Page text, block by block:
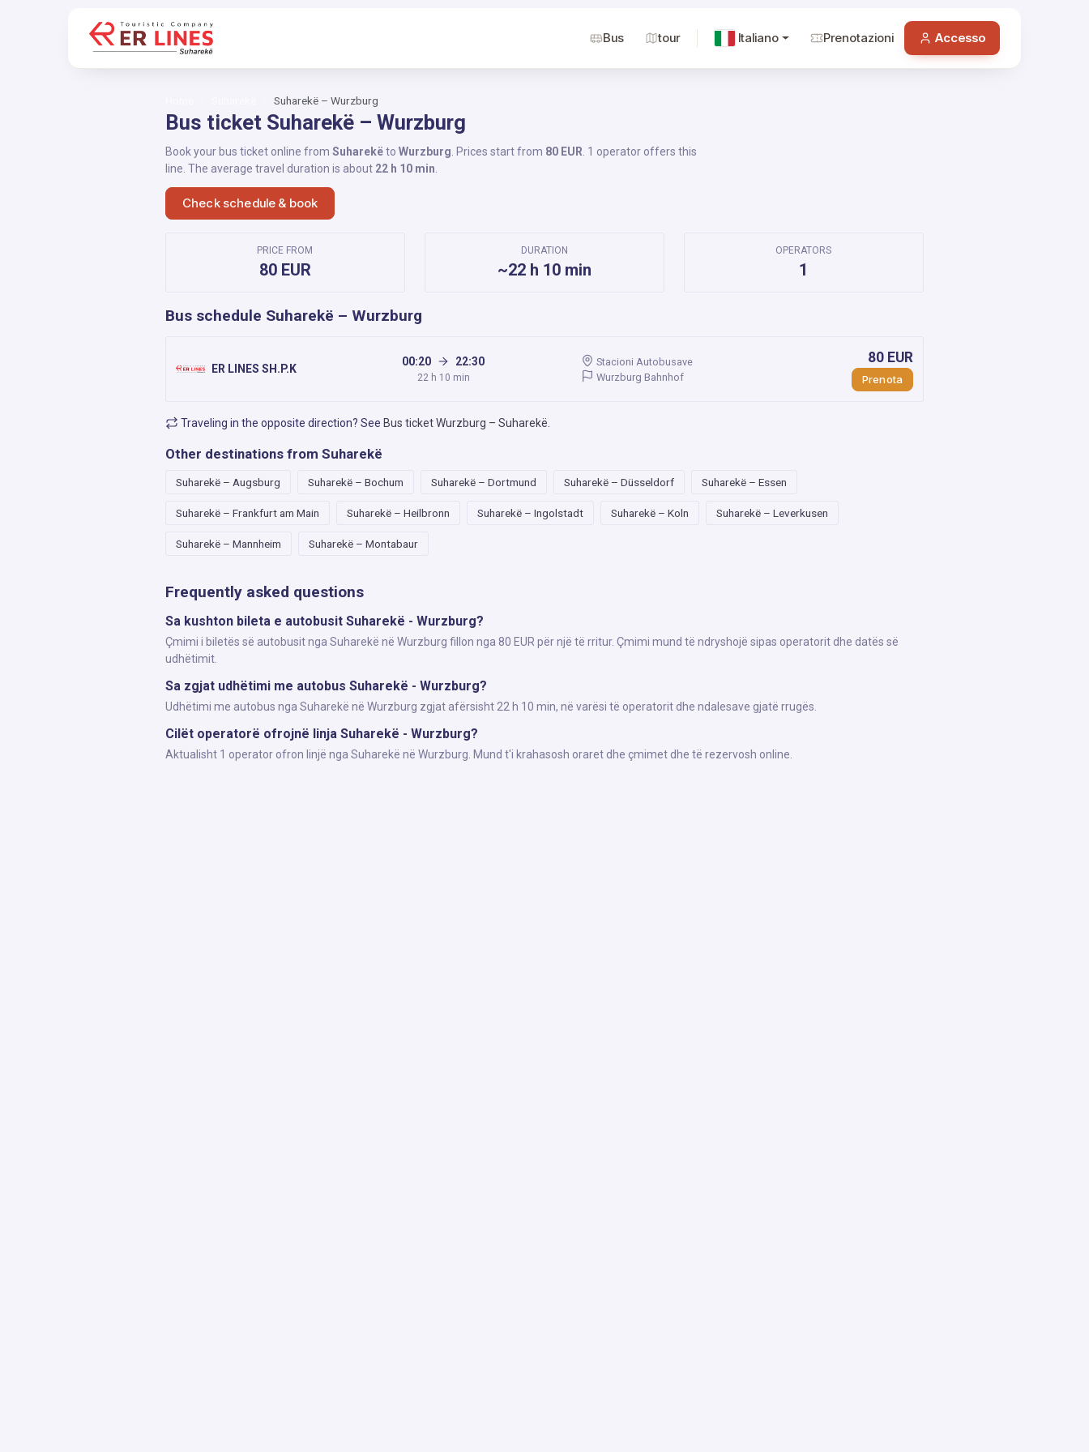
Bus tour Italiano Prenotazioni Accesso
Suharekë – Wurzburg
Bus ticket Suharekë – Wurzburg
Book your bus ticket online from Suharekëto Wurzburg . Prices start from 80 EUR . 1 operator offers this
line. The average travel duration is about 22 h 10 min
Check schedule & book
PRICE FROM
80 EUR
DURATION
~22 h 10 min
OPERATORS
1
Bus schedule Suharekë – Wurzburg
ER LINES SH.P.K
00:20 22:30
22 h 10 min
Stacioni Autobusave
Wurzburg Bahnhof
80 EUR
Prenota
Traveling in the opposite direction? See Bus ticket Wurzburg – Suharekë
Other destinations from Suharekë
Suharekë – Augsburg Suharekë – Bochum Suharekë – Dortmund Suharekë – Düsseldorf Suharekë – Essen
Suharekë – Frankfurt am Main Suharekë – Heilbronn Suharekë – Ingolstadt Suharekë – Koln Suharekë – Leverkusen
Suharekë – Mannheim Suharekë – Montabaur
Frequently asked questions
Sa kushton bileta e autobusit Suharekë - Wurzburg?
Çmimi i biletës së autobusit nga Suharekë në Wurzburg fillon nga 80 EUR për një të rritur. Çmimi mund të ndryshojë sipas operatorit dhe datës së
udhëtimit.
Sa zgjat udhëtimi me autobus Suharekë - Wurzburg?
Udhëtimi me autobus nga Suharekë në Wurzburg zgjat afërsisht 22 h 10 min, në varësi të operatorit dhe ndalesave gjatë rrugës.
Cilët operatorë ofrojnë linja Suharekë - Wurzburg?
Aktualisht 1 operator ofron linjë nga Suharekë në Wurzburg. Mund t'i krahasosh oraret dhe çmimet dhe të rezervosh online.